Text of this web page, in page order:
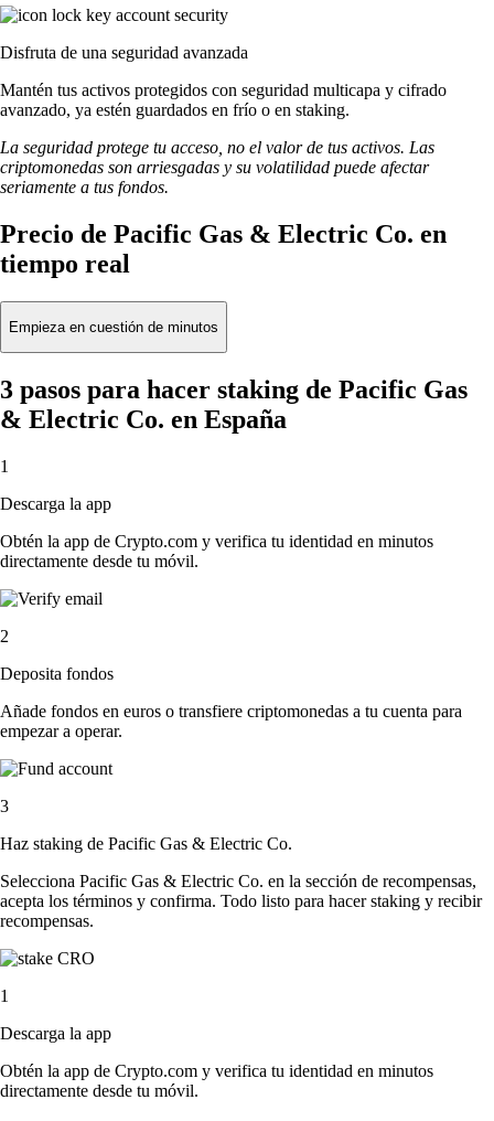
Disfruta de una seguridad avanzada
Mantén tus activos protegidos con seguridad multicapa y cifrado
avanzado, ya estén guardados en frío o en staking.
La seguridad protege tu acceso, no el valor de tus activos. Las
criptomonedas son arriesgadas y su volatilidad puede afectar
seriamente a tus fondos.
Precio de Pacific Gas & Electric Co. en
tiempo real
Empieza en cuestión de minutos
3 pasos para hacer staking de Pacific Gas
& Electric Co. en España
1
Descarga la app
Obtén la app de Crypto.com y verifica tu identidad en minutos
directamente desde tu móvil.
2
Deposita fondos
Añade fondos en euros o transfiere criptomonedas a tu cuenta para
empezar a operar.
3
Haz staking de Pacific Gas & Electric Co.
Selecciona Pacific Gas & Electric Co. en la sección de recompensas,
acepta los términos y confirma. Todo listo para hacer staking y recibir
recompensas.
1
Descarga la app
Obtén la app de Crypto.com y verifica tu identidad en minutos
directamente desde tu móvil.